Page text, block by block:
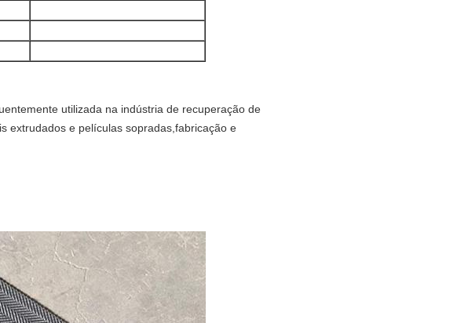
utilizada na indústria de recuperação de
extrudados e películas sopradas,fabricação e